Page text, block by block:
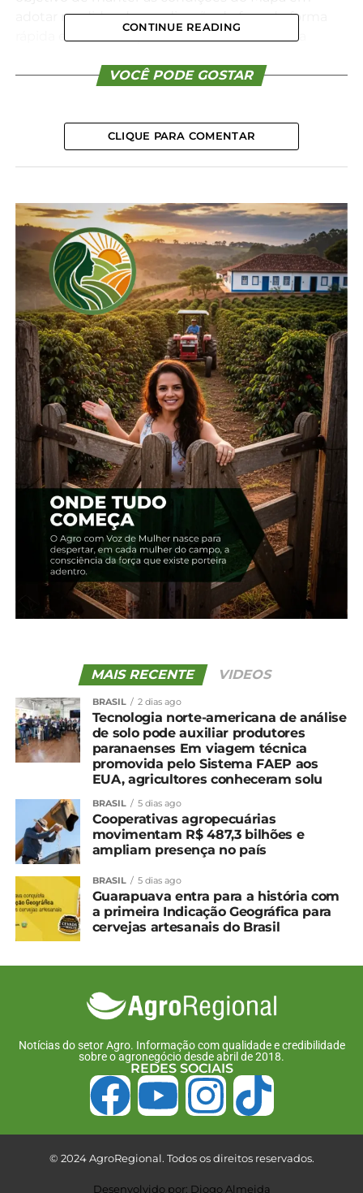
adotar medidas de erradicação do foco de forma
rápida e a mobilização de verbas da União e a
governamentais – nas três instâncias: federal,
No final de março, oMinistério publicou a Portaria
, que suspende a realização de exposições,
torneios, feiras e outros eventos com aglomeração
propagação da doença e poderá ser flexibilizada
apenas com a autorização do Serviço Veterinário
Estadual, mediante avaliação epidemiológica e
plano de biosseguridade aprovado.
O primeiro caso de gripe aviária no Brasil foi
registrado no dia 15 de maio de 2023, em aves
silvestres. Até esta data, foram registrados 166 focos
da doença, sendo 163 em aves silvestres e três em
aves de subsistência.
Até este momento, não há registro de circulação
do vírus na criação comercial, o que mantem o
Brasil com status de país livre de influenza aviária
perante a Organização Mundial de Saúde Animal
(OMSA), exportando seus produtos para consumo
de forma segura.
*Mapa
Compartilhe isso:
Relacionado
Estado de emergência
zoossanitária por gripe
aviária é prorrogado
7 de maio, 2024
Em "Brasil"
Paraná prorroga por mais
180 dias emergência
zoossanitária contra a
gripe aviária
23 de julho, 2024
Em "Paraná"
Prorrogada a emergência
zoossanitária para gripe
aviária no Paraná
24 de janeiro, 2025
Em "Paraná"
Afubra integra campanha sobre qualidade de
sementes e calendário de plantio
NÃO PERCA
Preços do feijão preto seguem em queda;
carioca se sustenta
CONTINUE READING
VOCÊ PODE GOSTAR
CLIQUE PARA COMENTAR
MAIS RECENTE VIDEOS
BRASIL 2 dias ago
Tecnologia norte-americana de análise
de solo pode auxiliar produtores
paranaenses Em viagem técnica
promovida pelo Sistema FAEP aos
EUA, agricultores conheceram solu
BRASIL 5 dias ago
Cooperativas agropecuárias
movimentam R$ 487,3 bilhões e
ampliam presença no país
BRASIL 5 dias ago
Guarapuava entra para a história com
a primeira Indicação Geográfica para
cervejas artesanais do Brasil
Notícias do setor Agro. Informação com qualidade e credibilidade
sobre o agronegócio desde abril de 2018.
REDES SOCIAIS
© 2024 AgroRegional. Todos os direitos reservados.
Desenvolvido por: Diogo Almeida